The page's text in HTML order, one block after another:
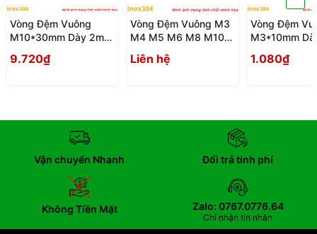
Vòng Đệm Vuông
M10*30mm Dày 2mm
Long Den Vuong
9.720₫
Vòng Đệm Vuông M3
M4 M5 M6 M8 M10
Liên hệ
Vòng Đệm
M3*10mm
Long Den
1.080₫
Vận chuyển Nhanh Đổi trả tính phí
Không Tiền Mặt Zalo: 0767.0776.64
Chỉ nhận tin nhắn